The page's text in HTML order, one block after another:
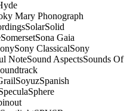
Mary Phonograph
SolarSolid
SomersetSona Gaia
Sony ClassicalSony
NoteSound AspectsSounds Of
SoyuzSpanish
Sphere